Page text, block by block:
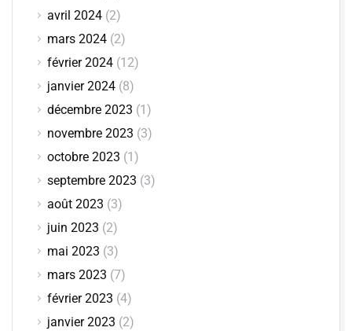
avril 2024 (2)
mars 2024 (2)
février 2024 (12)
janvier 2024 (8)
décembre 2023 (1)
novembre 2023 (3)
octobre 2023 (1)
septembre 2023 (3)
août 2023 (3)
juin 2023 (2)
mai 2023 (3)
mars 2023 (7)
février 2023 (4)
janvier 2023 (2)